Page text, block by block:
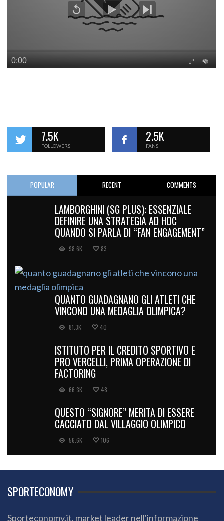
7.5K
FOLLOWERS
2.5K
FANS
POPULAR RECENT COMMENTS
LAMBORGHINI (SG PLUS): ESSENZIALE
DEFINIRE UNA STRATEGIA AD HOC
QUANDO SI PARLA DI “FAN ENGAGEMENT”
98.6K 83
QUANTO GUADAGNANO GLI ATLETI CHE
VINCONO UNA MEDAGLIA OLIMPICA?
81.3K 40
ISTITUTO PER IL CREDITO SPORTIVO E
PRO VERCELLI, PRIMA OPERAZIONE DI
FACTORING
66.3K 48
QUESTO “SIGNORE” MERITA DI ESSERE
CACCIATO DAL VILLAGGIO OLIMPICO
56.6K 106
SPORTECONOMY
Sporteconomy.it, market leader nell'informazione